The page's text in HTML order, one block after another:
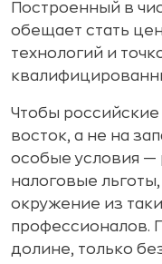
Построенный в
обещает стать
технологий и
Чтобы
восток, а не на
особые условия —
налоговые
окружение из
профессионалов.
долине, только